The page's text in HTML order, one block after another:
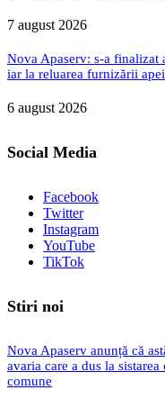
7 august 2026
Nova Apaserv: s-a finalizat
iar la reluarea furnizării
6 august 2026
Social Media
Facebook
Twitter
Instagram
YouTube
TikTok
Stiri noi
Nova Apaserv anunță că
avaria care a dus la
comune